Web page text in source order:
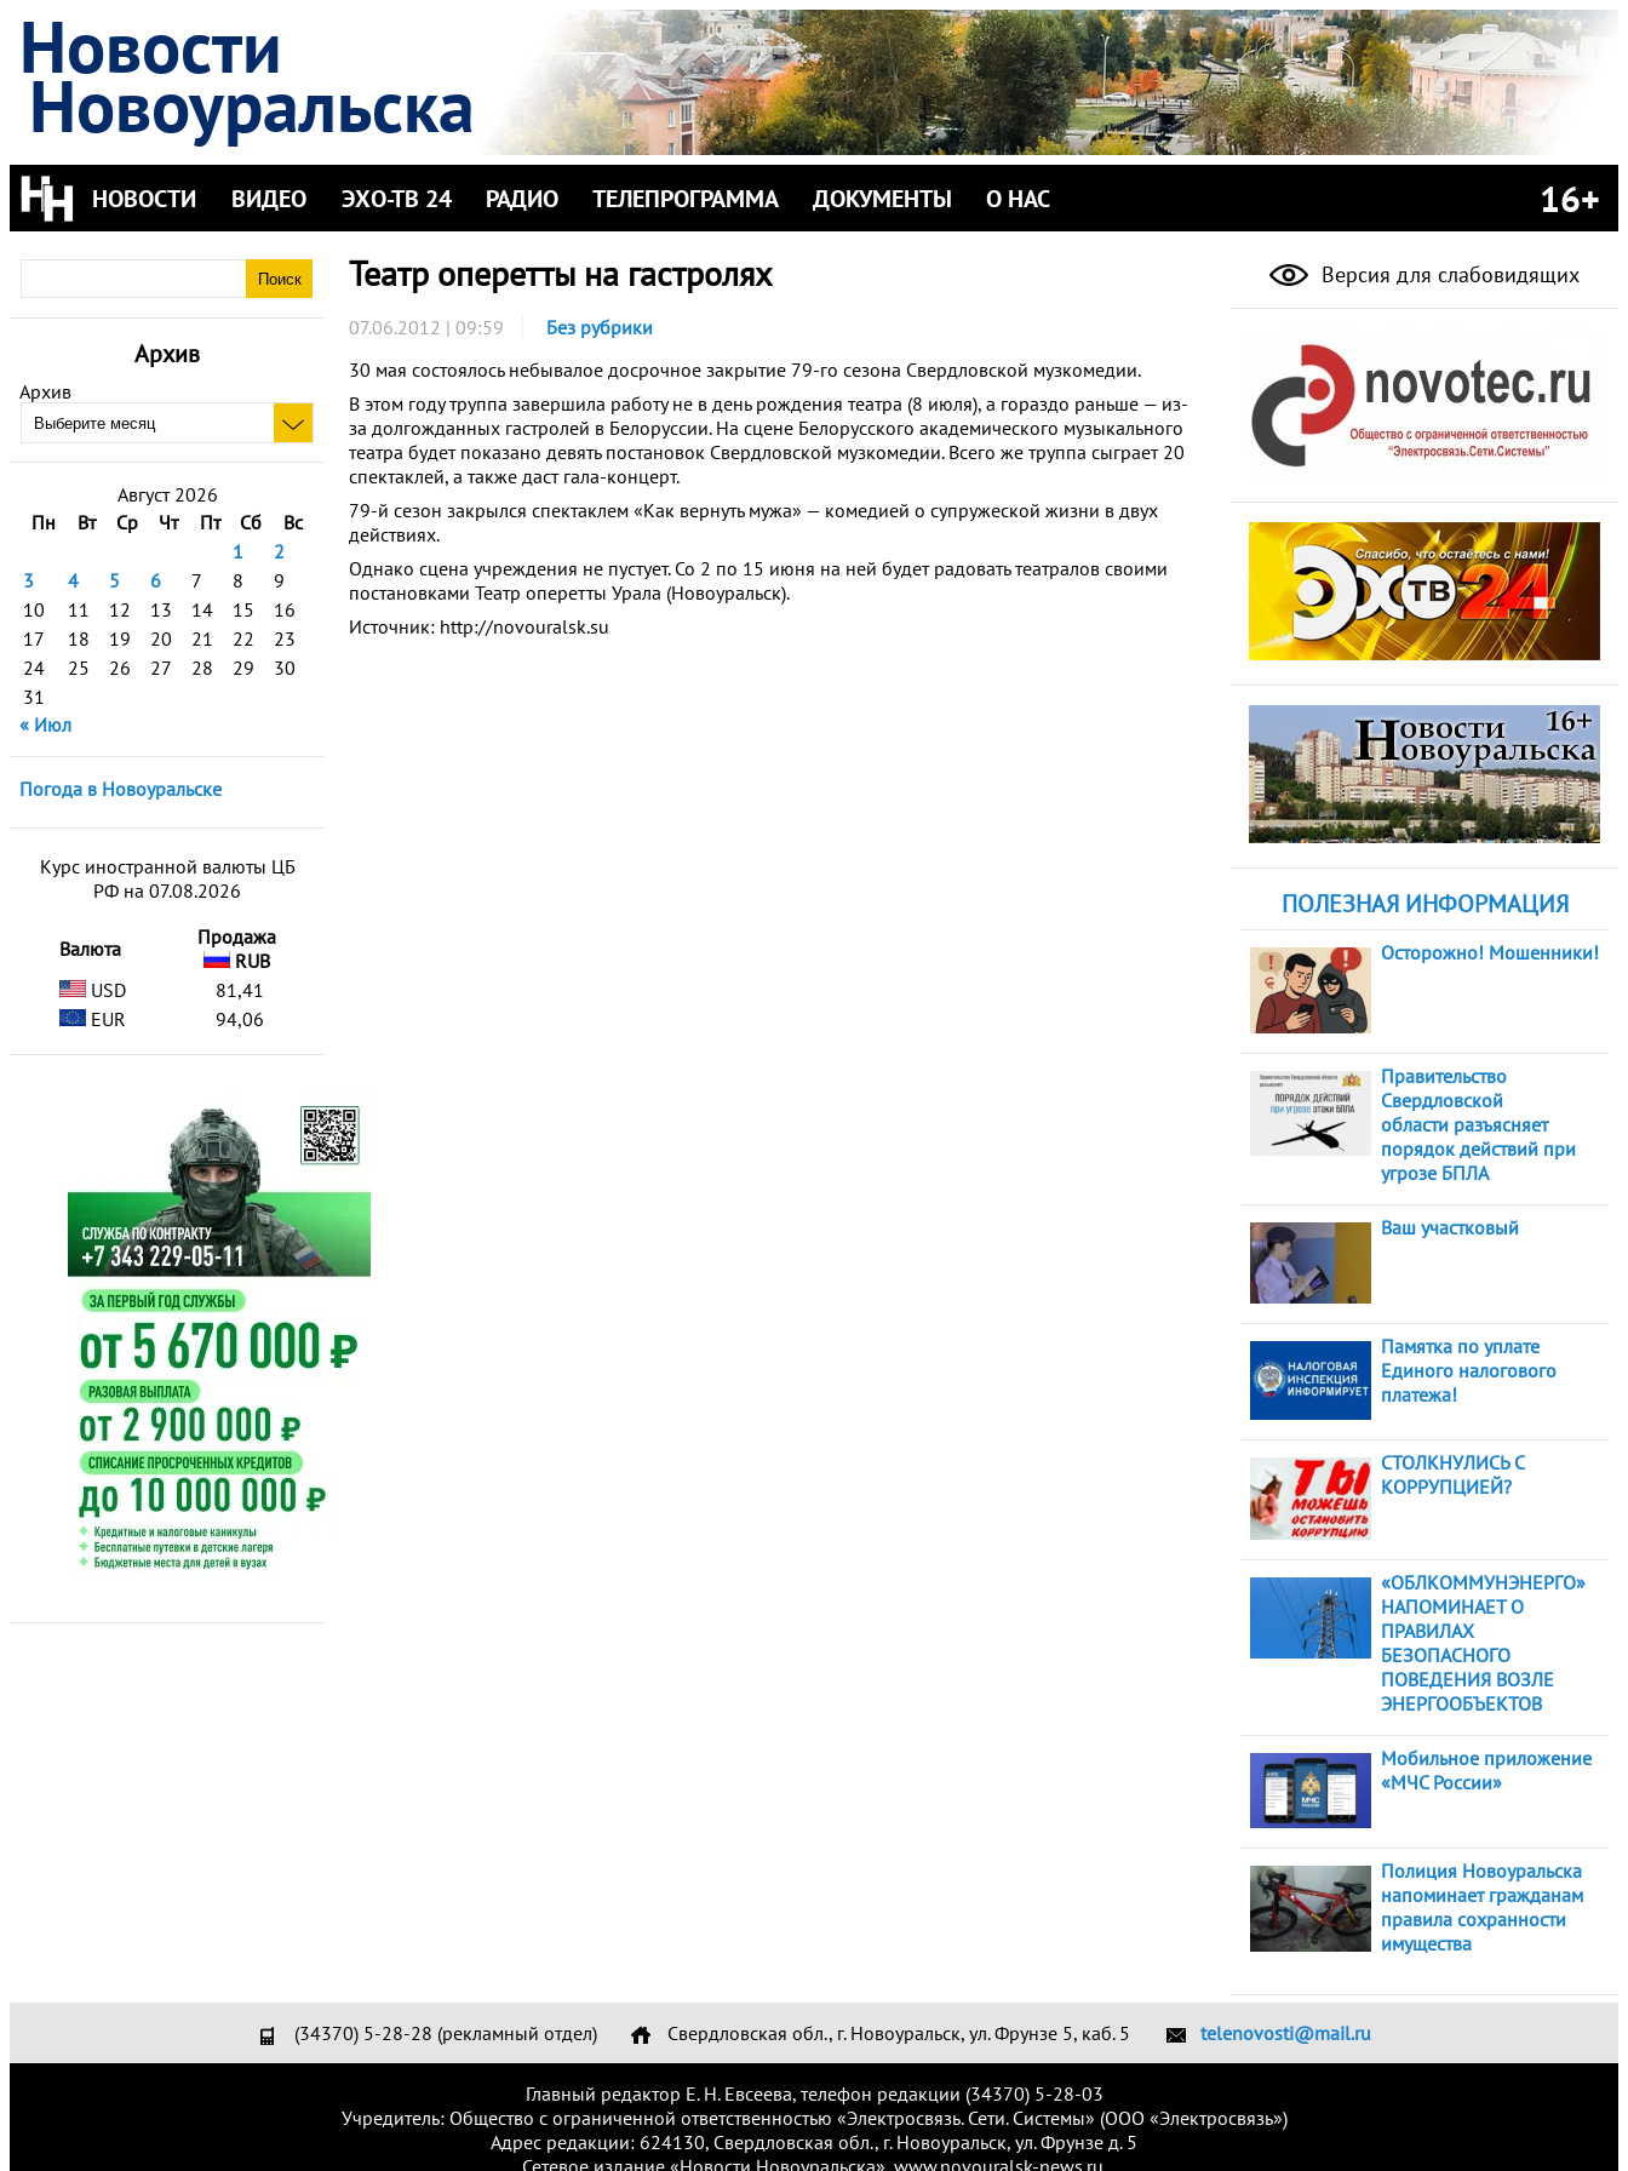
Новости
Новоуральска
НОВОСТИ ВИДЕО ЭХО-ТВ 24 РАДИО ТЕЛЕПРОГРАММА ДОКУМЕНТЫ О НАС 16+
Архив
Архив
Август 2026
Пн
Вт Ср Чт Пт Сб
Вс
1
2
3
4 5 6 7 8
9
10
11 12 13 14 15
16
17
18 19 20 21 22
23
24
25 26 27 28 29
30
31
« Июл
Погода в Новоуральске
Курс иностранной валюты ЦБ
РФ на 07.08.2026
Валюта
Продажа
RUB
USD
81,41
EUR
94,06
Театр оперетты на гастролях
07.06.2012 | 09:59
Без рубрики
30 мая состоялось небывалое досрочное закрытие 79-го сезона Свердловской музкомедии.
В этом году труппа завершила работу не в день рождения театра (8 июля), а гораздо раньше — из-
за долгожданных гастролей в Белоруссии. На сцене Белорусского академического музыкального
театра будет показано девять постановок Свердловской музкомедии. Всего же труппа сыграет 20
спектаклей, а также даст гала-концерт.
79-й сезон закрылся спектаклем «Как вернуть мужа» — комедией о супружеской жизни в двух
действиях.
Однако сцена учреждения не пустует. Со 2 по 15 июня на ней будет радовать театралов своими
постановками Театр оперетты Урала (Новоуральск).
Источник: http://novouralsk.su
Версия для слабовидящих
ПОЛЕЗНАЯ ИНФОРМАЦИЯ
Осторожно! Мошенники!
Правительство
Свердловской
области разъясняет
порядок действий при
угрозе БПЛА
Ваш участковый
Памятка по уплате
Единого налогового
платежа!
СТОЛКНУЛИСЬ С
КОРРУПЦИЕЙ?
«ОБЛКОММУНЭНЕРГО»
НАПОМИНАЕТ О
ПРАВИЛАХ
БЕЗОПАСНОГО
ПОВЕДЕНИЯ ВОЗЛЕ
ЭНЕРГООБЪЕКТОВ
Мобильное приложение
«МЧС России»
Полиция Новоуральска
напоминает гражданам
правила сохранности
имущества
(34370) 5-28-28 (рекламный отдел) Свердловская обл., г. Новоуральск, ул. Фрунзе 5, каб. 5 telenovosti@mail.ru
Главный редактор Е. Н. Евсеева, телефон редакции (34370) 5-28-03
Учредитель: Общество с ограниченной ответственностью «Электросвязь. Сети. Системы» (ООО «Электросвязь»)
Адрес редакции: 624130, Свердловская обл., г. Новоуральск, ул. Фрунзе д. 5